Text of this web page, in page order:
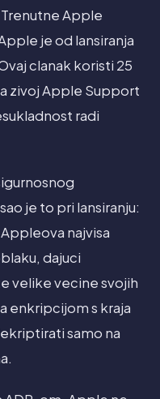
Apple
je od lansiranja
clanak koristi 25
zivoj Apple Support
radi
je to pri lansiranju:
najvisa
dajuci
velike vecine svojih
enkripcijom s kraja
samo na